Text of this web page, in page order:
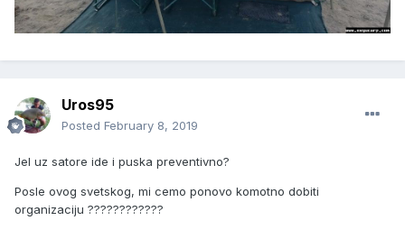
Uros95
Posted February 8, 2019
Jel uz satore ide i puska preventivno?
Posle ovog svetskog, mi cemo ponovo komotno dobiti
organizaciju ????????????